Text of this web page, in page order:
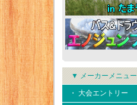
▼ メーカーメニュー
・ 大会エントリー